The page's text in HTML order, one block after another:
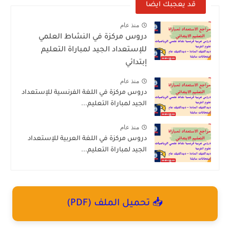
قد يعجبك ايضا
منذ عام
دروس مركزة في النشاط العلمي
للإستعداد الجيد لمباراة التعليم
إبتدائي
منذ عام
دروس مركزة في اللغة الفرنسية للإستعداد
الجيد لمباراة التعليم...
منذ عام
دروس مركزة في اللغة العربية للإستعداد
الجيد لمباراة التعليم...
📥 تحميل الملف (PDF)